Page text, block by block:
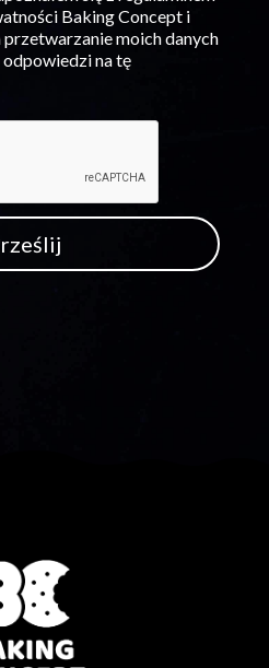
Baking Concept i
przetwarzanie moich danych
na tę